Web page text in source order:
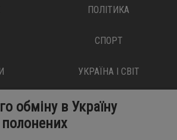
ПОЛІТИКА
СПОРТ
УКРАЇНА І СВІТ
обміну в Україну